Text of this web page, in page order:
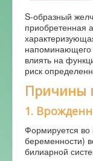
S-образный
приобретенная
напоминающего
влиять на
риск
Причины
1.
Формируется во
беременности)
билиарной